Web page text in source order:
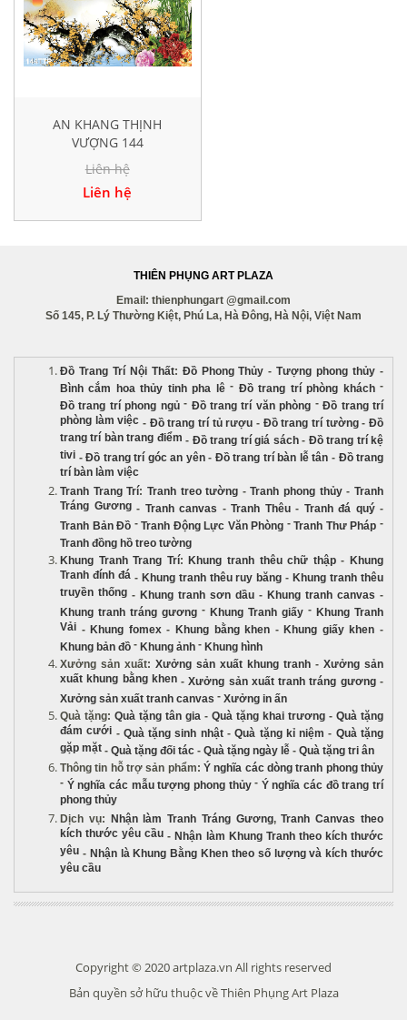
AN KHANG THỊNH
VƯỢNG 144
Liên hệ
Liên hệ
THIÊN PHỤNG ART PLAZA
Email: thienphungart @gmail.com
Số 145, P. Lý Thường Kiệt, Phú La, Hà Đông, Hà Nội, Việt Nam
Đồ Trang Trí Nội Thất: Đồ Phong Thủy -Tượng phong thủy -
Bình cắm hoa thủy tinh pha lê- Đồ trang trí phòng khách-
Đồ trang trí phong ngủ- Đồ trang trí văn phòng -Đồ trang trí
phòng làm việc - Đồ trang trí tủ rượu - Đồ trang trí tường-Đồ
trang trí bàn trang điểm - Đồ trang trí giá sách- Đồ trang trí kệ
tivi -Đồ trang trí góc an yên- Đồ trang trí bàn lễ tân - Đồ trang
trí bàn làm việc
Tranh Trang Trí: Tranh treo tường -Tranh phong thủy-Tranh
Tráng Gương- Tranh canvas - Tranh Thêu- Tranh đá quý-
Tranh Bản Đồ -Tranh Động Lực Văn Phòng -Tranh Thư Pháp -
Tranh đồng hồ treo tường
Khung Tranh Trang Trí: Khung tranh thêu chữ thập- Khung
Tranh đính đá- Khung tranh thêu ruy băng - Khung tranh thêu
truyền thống - Khung tranh sơn dầu - Khung tranh canvas -
Khung tranh tráng gương - Khung Tranh giấy - Khung Tranh
Vải - Khung fomex- Khung bằng khen - Khung giấy khen -
Khung bản đồ - Khung ảnh - Khung hình
Xưởng sản xuất: Xưởng sản xuất khung tranh - Xưởng sản
xuất khung bằng khen-Xưởng sản xuất tranh tráng gương-
Xưởng sản xuất tranh canvas - Xưởng in ấn
Quà tặng: Quà tặng tân gia - Quà tặng khai trương - Quà tặng
đám cưới - Quà tặng sinh nhật-Quà tặng kỉ niệm - Quà tặng
gặp mặt - Quà tặng đối tác - Quà tặng ngày lễ - Quà tặng tri ân
Thông tin hỗ trợ sản phẩm:Ý nghĩa các dòng tranh phong thủy
- Ý nghĩa các mẫu tượng phong thủy- Ý nghĩa các đồ trang trí
phong thủy
Dịch vụ: Nhận làm Tranh Tráng Gương,Tranh Canvas theo
kích thước yêu cầu - Nhận làm Khung Tranh theo kích thước
yêu - Nhận là Khung Bằng Khen theo số lượng và kích thước
yêu cầu
Copyright © 2020 artplaza.vn All rights reserved
Bản quyền sở hữu thuộc về Thiên Phụng Art Plaza